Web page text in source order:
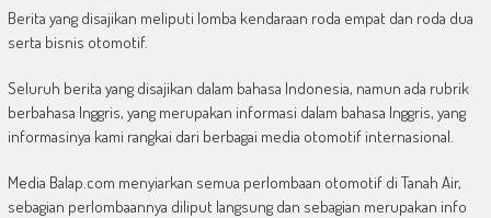
Berita yang disajikan meliputi lomba kendaraan roda empat dan roda dua
serta bisnis otomotif.
Seluruh berita yang disajikan dalam bahasa Indonesia, namun ada rubrik
berbahasa Inggris, yang merupakan informasi dalam bahasa Inggris, yang
informasinya kami rangkai dari berbagai media otomotif internasional.
Media Balap.com menyiarkan semua perlombaan otomotif di Tanah Air,
sebagian perlombaannya diliput langsung dan sebagian merupakan info